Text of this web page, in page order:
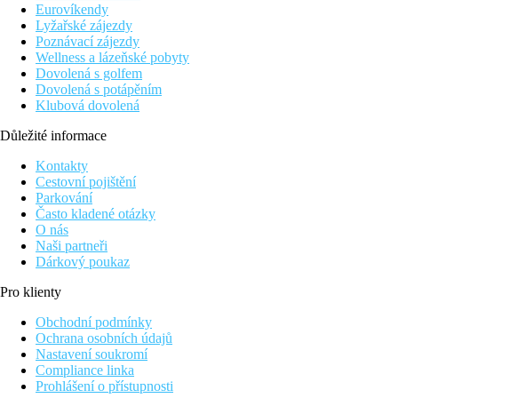
Rodinný pokoj, Premium, Výhled krajina, Zatahovací dveře
Rodinný pokoj, Premium, Strana k moři, Zatahovací dveře:
Pláž
Hotel leží přímo u oblázkové pláže. V blízkosti hotelu další krásné dlouhé
Snídaně (07.30-10.30 hod.)
Oběd formou bufetu (12.30-14.30 hod.)
Večeře formou bufetu včetně "show cooking" (18.30-21.15 hod.)
Alkoholické a nealkoholické nápoje místní výroby (10.00–24.00 hod.)
Teplé snack (11.00–17.00 hod.)
Zmrzlina místní výroby (10.00-23.00 hod.)
Sportovní nabídka
Zdarma:tenis (osvětlení za poplatek), stolní tenis, fitness, aerobik,
Za poplatek:
Eurovíkendy
Lyžařské zájezdy
Poznávací zájezdy
Wellness a lázeňské pobyty
Dovolená s golfem
Dovolená s potápěním
Klubová dovolená
Důležité informace
Kontakty
Cestovní pojištění
Parkování
Často kladené otázky
O nás
Naši partneři
Dárkový poukaz
Pro klienty
Obchodní podmínky
Ochrana osobních údajů
Nastavení soukromí
Compliance linka
Prohlášení o přístupnosti